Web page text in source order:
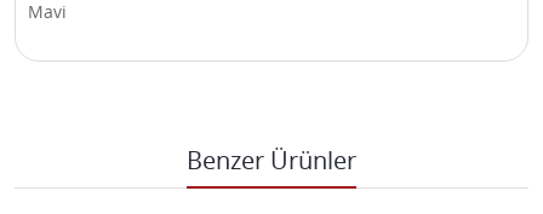
Mavi
Benzer Ürünler